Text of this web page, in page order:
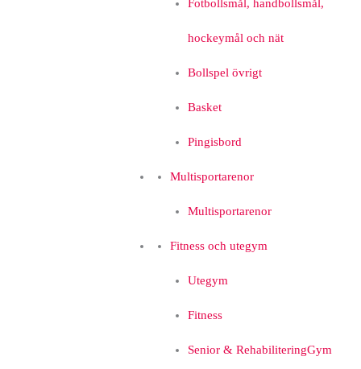
Fotbollsmål, handbollsmål,
hockeymål och nät
Bollspel övrigt
Basket
Pingisbord
Multisportarenor
Multisportarenor
Fitness och utegym
Utegym
Fitness
Senior & RehabiliteringGym